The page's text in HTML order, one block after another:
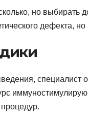
но
дефекта,
специалист